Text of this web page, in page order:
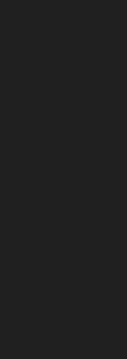
On je pred
svjetlo na
pištolj, zbog
Kazao je i da
gonjenju
Prepričavajući
u pijanom
Nije mogao
pitanju “Reno
“Kada sam
sjećam se